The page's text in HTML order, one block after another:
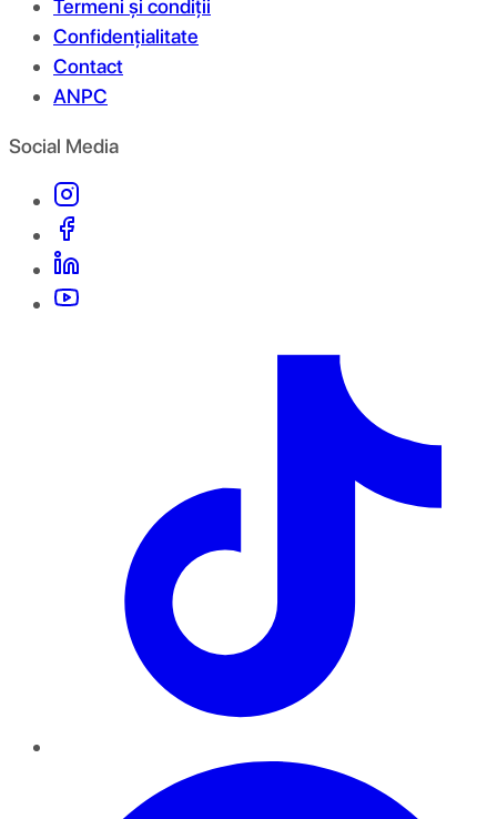
Termeni și condiții
Confidențialitate
Contact
ANPC
Social Media